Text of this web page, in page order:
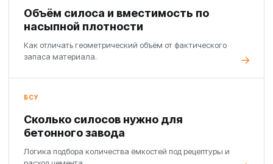
Объём силоса и вместимость по
насыпной плотности
Как отличать геометрический объём от фактического
запаса материала.
БСУ
Сколько силосов нужно для
бетонного завода
Логика подбора количества ёмкостей под рецептуры и